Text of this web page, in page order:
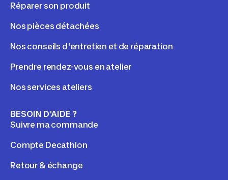
Réparer son produit
Nos pièces détachées
Nos conseils d'entretien et de réparation
Prendre rendez-vous en atelier
Nos services ateliers
BESOIN D'AIDE ?
Suivre ma commande
Compte Decathlon
Retour & échange